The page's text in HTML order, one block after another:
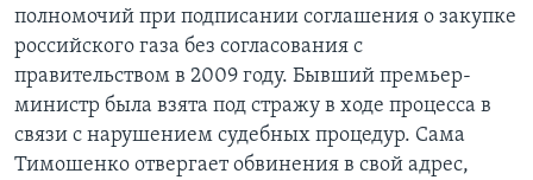
полномочий при подписании соглашения о закупке
российского газа без согласования с
правительством в 2009 году. Бывший премьер-
министр была взята под стражу в ходе процесса в
связи с нарушением судебных процедур. Сама
Тимошенко отвергает обвинения в свой адрес,